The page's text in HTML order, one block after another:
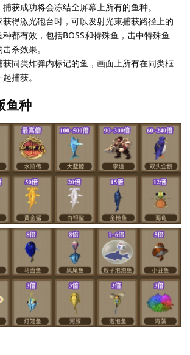
获成功将会冻结全屏幕上所有的鱼种。
获得激光砲台时，可以发射光束捕获路径上的
都有效，包括BOSS和特殊鱼，击中特殊鱼
杀效果。
同类炸弹内标记的鱼，画面上所有在同类框
捕获。
鱼种